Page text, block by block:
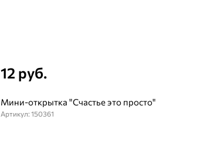
12 руб.
Мини-открытка "Счастье это просто"
Артикул: 150361